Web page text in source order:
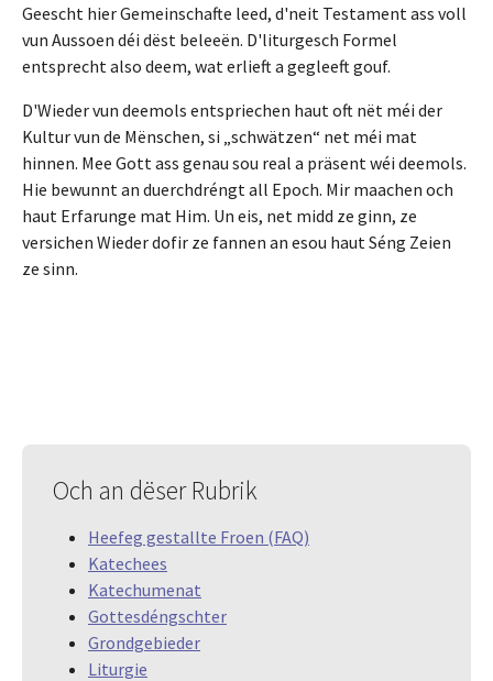
Geescht hier Gemeinschafte leed, d'neit Testament ass voll
vun Aussoen déi dëst beleeën. D'liturgesch Formel
entsprecht also deem, wat erlieft a gegleeft gouf.
D'Wieder vun deemols entspriechen haut oft nët méi der
Kultur vun de Mënschen, si „schwätzen“ net méi mat
hinnen. Mee Gott ass genau sou real a präsent wéi deemols.
Hie bewunnt an duerchdréngt all Epoch. Mir maachen och
haut Erfarunge mat Him. Un eis, net midd ze ginn, ze
versichen Wieder dofir ze fannen an esou haut Séng Zeien
ze sinn.
Och an dëser Rubrik
Heefeg gestallte Froen (FAQ)
Katechees
Katechumenat
Gottesdéngschter
Grondgebieder
Liturgie